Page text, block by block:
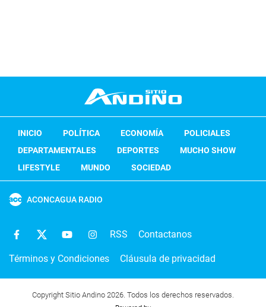
INICIO POLÍTICA ECONOMÍA
POLICIALES
DEPARTAMENTALES
DEPORTES
MUCHO SHOW
LIFESTYLE
MUNDO SOCIEDAD
ACONCAGUA RADIO
RSS Contactanos
Términos y Condiciones Cláusula de privacidad
Copyright Sitio Andino 2026. Todos los derechos reservados.